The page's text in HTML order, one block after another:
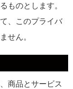
ものとします。
、このプライバ
せん。
商品とサービス